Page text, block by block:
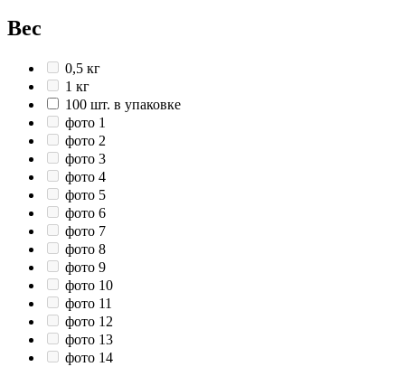
Вес
0,5 кг
1 кг
100 шт. в упаковке
фото 1
фото 2
фото 3
фото 4
фото 5
фото 6
фото 7
фото 8
фото 9
фото 10
фото 11
фото 12
фото 13
фото 14